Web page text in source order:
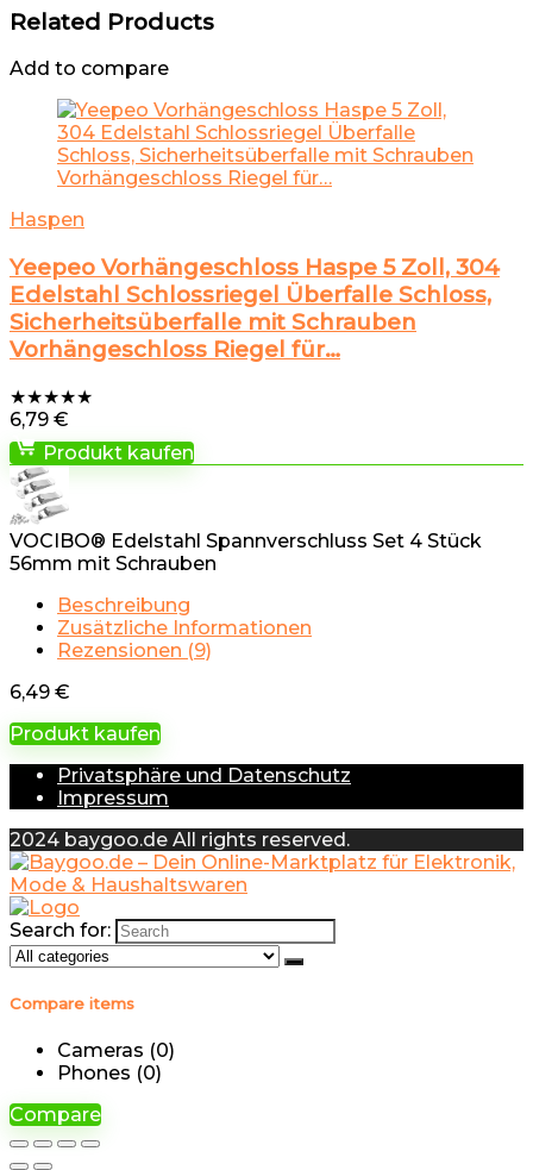
Related Products
Add to compare
Haspen
Yeepeo Vorhängeschloss Haspe 5 Zoll, 304
Edelstahl Schlossriegel Überfalle Schloss,
Sicherheitsüberfalle mit Schrauben
Vorhängeschloss Riegel für…
★★★★★
6,79 €
Produkt kaufen
VOCIBO® Edelstahl Spannverschluss Set 4 Stück
56mm mit Schrauben
Beschreibung
Zusätzliche Informationen
Rezensionen (9)
6,49 €
Produkt kaufen
Privatsphäre und Datenschutz
Impressum
2024 baygoo.de All rights reserved.
Search for:
Compare items
Cameras (0)
Phones (0)
Compare